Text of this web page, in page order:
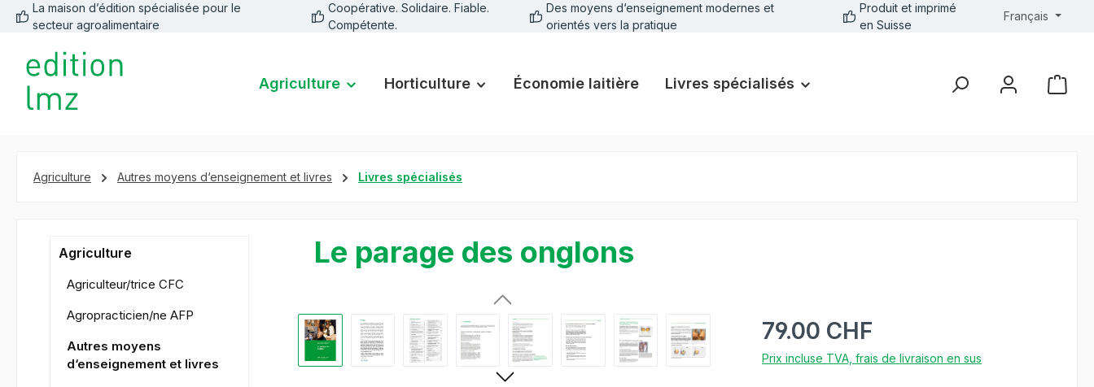
Passer à la navigation principale
La maison d’édition spécialisée pour le
secteur agroalimentaire
Coopérative. Solidaire. Fiable.
Compétente.
Des moyens d‘enseignement modernes et
orientés vers la pratique
Produit et imprimé
en Suisse
Français
Agriculture Horticulture Économie laitière Livres spécialisés
Agriculture Autres moyens d‘enseignement et livres Livres spécialisés
Agriculture
Agriculteur/trice CFC
Agropracticien/ne AFP
Autres moyens
d‘enseignement et livres
Le parage des onglons
Ignorer la galerie d'images 79.00 CHF
Prix incluse TVA, frais de livraison en sus